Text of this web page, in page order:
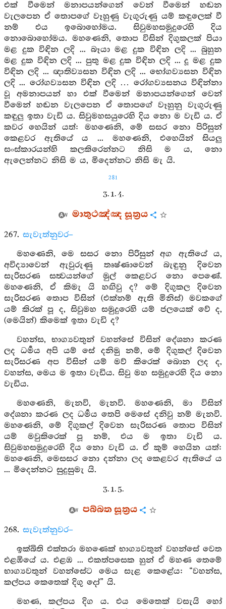
එක් වීමෙන් මනාපයන්ගෙන් වෙන් වීමෙන් හඬන
වැලපෙන ඒ තොපගේ වෑහුණු වැගුරුණු යම් කඳුලෙක් වී
නම් එය ඉබොහෝමය. සිවුමහසමුදුරෙහි දිය
නොබොහෝමය. මහණෙනි, තොප විසින් දිගුකලක් පියා
මළ දුක විඳින ලදි ... බෑයා මළ දුක විඳින ලදි ... බුහුන
මළ දුක විඳින ලදි ... පුතු මළ දුක විඳින ලදි ... දූ මළ දුක
විඳින ලදි ... ඥාතිව්‍යසන විඳින ලදි ... භෝගව්‍යසන විඳින
ලදි ... රෝගව්‍යසන විඳින ලදි … රෝගව්‍යසනය විඳින්නා
වූ අමනාපයන් හා එක් වීමෙන් මනාපයන්ගෙන් වෙන්
වීමෙන් හඬන වැලපෙන ඒ තොපගේ වෑහුනු වැගුරුණු
කඳුලු ඉතා වැඩි ය. සිවුමහසයුරෙහි දිය නො ම වැඩි ය. ඒ
කවර හෙයින් යත්: මහණෙනි, මේ සසර නො පිරිසුන්
කෙළවර ඇතියේ ය ... මහණෙනි, එහෙයින් සියලු
සංස්කාරයන්හි කලකිරෙන්නට නිසි ම ය, නො
ඇලෙන්නට නිසි ම ය, මිදෙන්නට නිසි මැ යි.
281
3. 1. 4.
මාතුථඤ්ඤ සූත්‍රය
267. සැවැත්නුවර–
මහණෙනි, මෙ සසර නො පිරිසුන් අග ඇතියේ ය,
අවිද්‍යාවෙන් ඇවුරුණු තෘෂ්ණාවෙන් බැඳුනු දිවෙන
සැරිසරණ සත්‍වයන්ගේ මුල් කෙළවර නො පෙණේ.
මහණෙනි, ඒ කිමැ යි හඟිවු ද? මේ දිගුකල දිවෙන
සැරිසරණ තොප විසින් (එක්නම් ඇති මිනිස්) මවකගේ
යම් කිරක් පූ ද, සිවුමහ සමුදුරෙහි යම් ජලයෙක් වේ ද,
(මෙයින්) කිමෙක් ඉතා වැඩි ද?
වහන්ස, භාග්‍යවතුන් වහන්සේ විසින් දේශනා කරණ
ලද ධර්‍මය අපි යම් සේ දනිමු නම්, මේ දිගුකල් දිවෙන
සැරිසරණ අප විසින් යම් මව් කිරෙක් බොන ලද ද,
වහන්ස, මෙය ම ඉතා වැඩිය. සිවු මහ සමුදුරෙහි දිය නො
වැඩිය.
මහණෙනි, මැනවි, මැනවි. මහණෙනි, මා විසින්
දේශනා කරණ ලද ධර්‍මය තෙපි මෙසේ දනිවු නම් මැනවි.
මහණෙනි, මේ දිගුකල් දිවෙන සැරිසරණ තොප විසින්
යම් මවුකිරෙක් පූ නම්, එය ම ඉතා වැඩි ය.
සිවුමහසමුදුරෙහි දිය නො වැඩි ය. ඒ කුම් හෙයින යත්:
මහණෙනි, මෙසසර නො දන්නා ලද කෙළවර ඇතියේ ය
... මිදෙන්නට සුදුසුමැ යි.
3. 1. 5.
පබ්බත සූත්‍රය
268. සැවැත්නුවර–
ඉක්බිති එක්තරා මහණෙක් භාග්‍යවතුන් වහන්සේ වෙත
එළඹියේ ය. එළඹ ... එකත්පසෙක හුන් ඒ මහණ තෙමේ
භාග්‍යවතුන් වහන්සේට මෙය සැළ කෙළේය: “වහන්ස,
කල්පය කෙතෙක් දිගු දෝ” යි.
මහණ, කල්පය දිග ය. එය මෙතෙක් වසැයි හෝ